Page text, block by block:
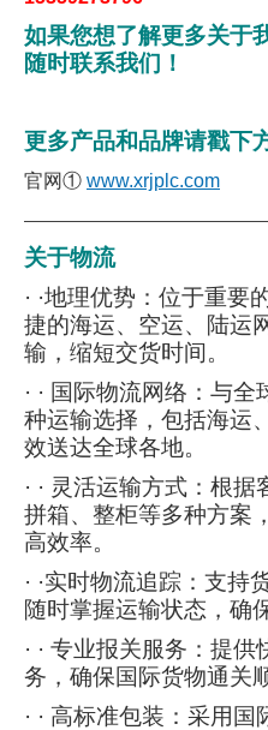
如果您想了解更多关于
随时联系我们！
更多产品和品牌请戳下
官网① www.xrjplc.com
关于物流
· ·地理优势：位于重要
捷的海运、空运、陆运
输，缩短交货时间。
· · 国际物流网络：与
种运输选择，包括海运
效送达全球各地。
· · 灵活运输方式：根据
拼箱、整柜等多种方案
高效率。
· ·实时物流追踪：支持
随时掌握运输状态，确
· · 专业报关服务：提
务，确保国际货物通关
· · 高标准包装：采用